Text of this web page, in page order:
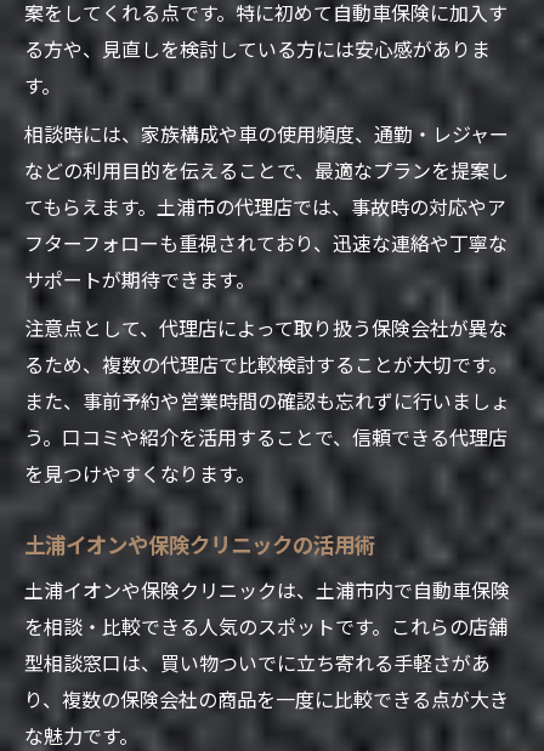
案をしてくれる点です。特に初めて自動車保険に加入す
る方や、見直しを検討している方には安心感がありま
す。
相談時には、家族構成や車の使用頻度、通勤・レジャー
などの利用目的を伝えることで、最適なプランを提案し
てもらえます。土浦市の代理店では、事故時の対応やア
フターフォローも重視されており、迅速な連絡や丁寧な
サポートが期待できます。
注意点として、代理店によって取り扱う保険会社が異な
るため、複数の代理店で比較検討することが大切です。
また、事前予約や営業時間の確認も忘れずに行いましょ
う。口コミや紹介を活用することで、信頼できる代理店
を見つけやすくなります。
土浦イオンや保険クリニックの活用術
土浦イオンや保険クリニックは、土浦市内で自動車保険
を相談・比較できる人気のスポットです。これらの店舗
型相談窓口は、買い物ついでに立ち寄れる手軽さがあ
り、複数の保険会社の商品を一度に比較できる点が大き
な魅力です。